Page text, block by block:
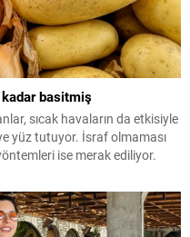
basitmiş
sıcak havaların da etkisiyle
yüz tutuyor. İsraf olmaması
ise merak ediliyor.